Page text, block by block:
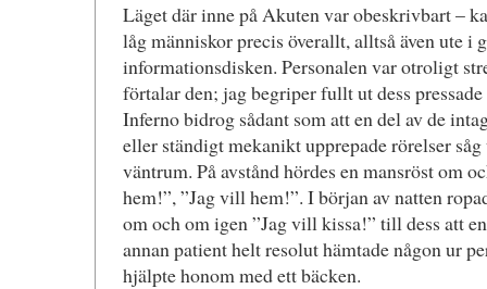
Läget där inne på Akuten var obeskrivbart –
låg människor precis överallt, alltså även ute i
informationsdisken. Personalen var otroligt
förtalar den; jag begriper fullt ut dess
Inferno bidrog sådant som att en del av de
eller ständigt mekanikt upprepade rörelser
väntrum. På avstånd hördes en mansröst om
hem!”, ”Jag vill hem!”. I början av natten
om och om igen ”Jag vill kissa!” till dess att
annan patient helt resolut hämtade någon ur
hjälpte honom med ett bäcken.